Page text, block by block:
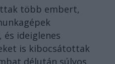
több embert,
ideiglenes
is kibocsátottak
délután súlyos